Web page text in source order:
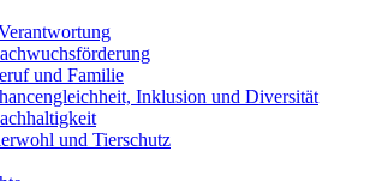
und Familie
Inklusion und Diversität
und Tierschutz